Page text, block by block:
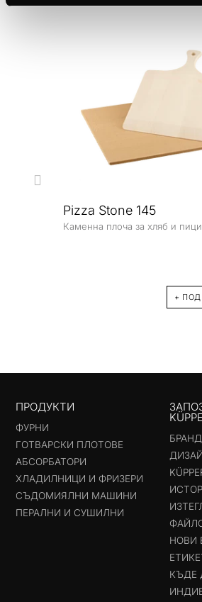
Pizza Stone 145
Каменна плоча за хляб и
+
ПРОДУКТИ
ФУРНИ
ГОТВАРСКИ ПЛОТОВЕ
АБСОРБАТОРИ
ХЛАДИЛНИЦИ И ФРИЗЕРИ
СЪДОМИЯЛНИ МАШИНИ
ПЕРАЛНИ И СУШИЛНИ
НОВИ
КЪДЕ